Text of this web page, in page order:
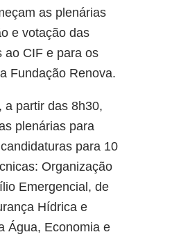
as plenárias
e votação das
ao CIF e para os
Fundação Renova.
a partir das 8h30,
plenárias para
para 10
Organização
Emergencial, de
Hídrica e
Água, Economia e